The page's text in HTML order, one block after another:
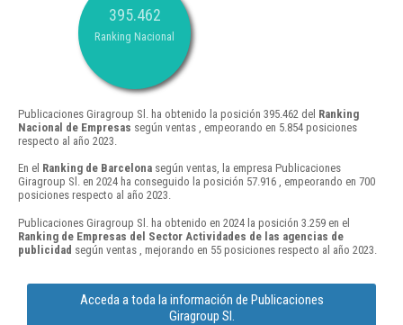
395.462
Ranking Nacional
Publicaciones Giragroup Sl. ha obtenido la posición 395.462 del Ranking
Nacional de Empresas según ventas , empeorando en 5.854 posiciones
respecto al año 2023.
En el Ranking de Barcelona según ventas, la empresa Publicaciones
Giragroup Sl. en 2024 ha conseguido la posición 57.916 , empeorando en 700
posiciones respecto al año 2023.
Publicaciones Giragroup Sl. ha obtenido en 2024 la posición 3.259 en el
Ranking de Empresas del Sector Actividades de las agencias de
publicidad según ventas , mejorando en 55 posiciones respecto al año 2023.
Acceda a toda la información de Publicaciones
Giragroup Sl.